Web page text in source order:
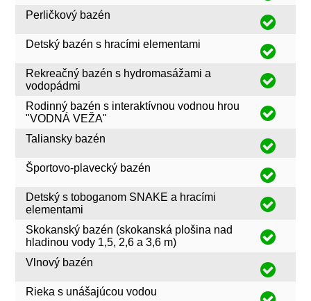
Perličkový bazén
Detský bazén s hracími elementami
Rekreačný bazén s hydromasážami a
vodopádmi
Rodinný bazén s interaktívnou vodnou hrou
"VODNÁ VEŽA"
Taliansky bazén
Športovo-plavecký bazén
Detský s toboganom SNAKE a hracími
elementami
Skokanský bazén (skokanská plošina nad
hladinou vody 1,5, 2,6 a 3,6 m)
Vlnový bazén
Rieka s unášajúcou vodou